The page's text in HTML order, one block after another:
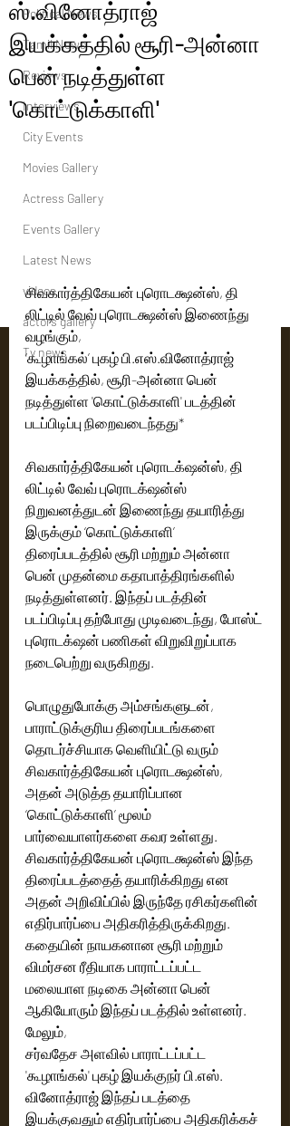
Political News
Tamil News
Reviews
Interviews
City Events
Movies Gallery
Actress Gallery
Events Gallery
Latest News
videos
actors gallery
Tv news
ஸ்.வினோத்ராஜ்
இயக்கத்தில் சூரி-அன்னா
பென் நடித்துள்ள
'கொட்டுக்காளி'
சிவகார்த்திகேயன் புரொடக்ஷன்ஸ், தி
லிட்டில் வேவ் புரொடக்ஷன்ஸ் இணைந்து
வழங்கும்,
‘கூழாங்கல்’ புகழ் பி.எஸ்.வினோத்ராஜ்
இயக்கத்தில், சூரி-அன்னா பென்
நடித்துள்ள 'கொட்டுக்காளி' படத்தின்
படப்பிடிப்பு நிறைவடைந்தது*
சிவகார்த்திகேயன் புரொடக்‌ஷன்ஸ், தி
லிட்டில் வேவ் புரொடக்‌ஷன்ஸ்
நிறுவனத்துடன் இணைந்து தயாரித்து
இருக்கும் ‘கொட்டுக்காளி’
திரைப்படத்தில் சூரி மற்றும் அன்னா
பென் முதன்மை கதாபாத்திரங்களில்
நடித்துள்ளனர். இந்தப் படத்தின்
படப்பிடிப்பு தற்போது முடிவடைந்து, போஸ்ட்
புரொடக்‌ஷன் பணிகள் விறுவிறுப்பாக
நடைபெற்று வருகிறது.
பொழுதுபோக்கு அம்சங்களுடன்,
பாராட்டுக்குரிய திரைப்படங்களை
தொடர்ச்சியாக வெளியிட்டு வரும்
சிவகார்த்திகேயன் புரொடக்ஷன்ஸ்,
அதன் அடுத்த தயாரிப்பான
‘கொட்டுக்காளி’ மூலம்
பார்வையாளர்களை கவர உள்ளது.
சிவகார்த்திகேயன் புரொடக்ஷன்ஸ் இந்த
திரைப்படத்தைத் தயாரிக்கிறது என
அதன் அறிவிப்பில் இருந்தே ரசிகர்களின்
எதிர்பார்ப்பை அதிகரித்திருக்கிறது.
கதையின் நாயகனான சூரி மற்றும்
விமர்சன ரீதியாக பாராட்டப்பட்ட
மலையாள நடிகை அன்னா பென்
ஆகியோரும் இந்தப் படத்தில் உள்ளனர்.
மேலும்,
சர்வதேச அளவில் பாராட்டப்பட்ட
'கூழாங்கல்' புகழ் இயக்குநர் பி.எஸ்.
வினோத்ராஜ் இந்தப் படத்தை
இயக்குவதும் எதிர்பார்ப்பை அதிகரிக்கச்